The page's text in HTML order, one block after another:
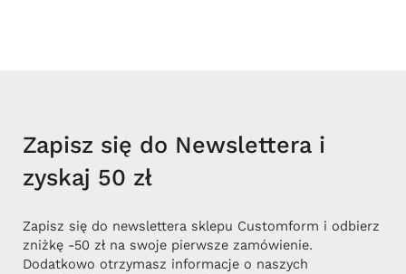
Zapisz się do Newslettera i
zyskaj 50 zł
Zapisz się do newslettera sklepu Customform i odbierz
zniżkę -50 zł na swoje pierwsze zamówienie.
Dodatkowo otrzymasz informacje o naszych